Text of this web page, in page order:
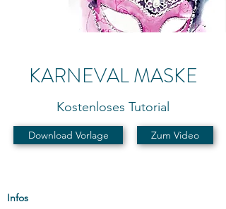
KARNEVAL MASKE
Kostenloses Tutorial
Download Vorlage Zum Video
Infos